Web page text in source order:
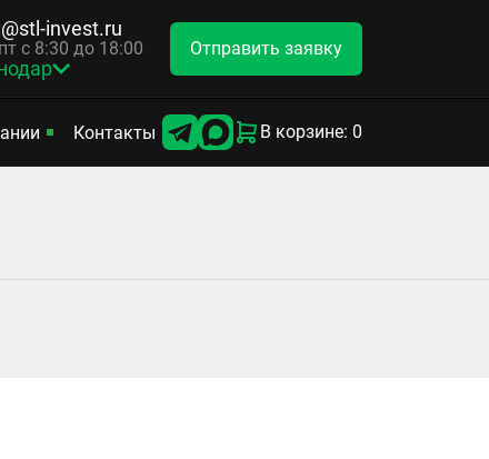
invest.ru
с 8:30 до 18:00 Отправить заявку
Контакты В корзине: 0